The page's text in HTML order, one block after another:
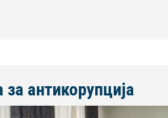
антикорупција